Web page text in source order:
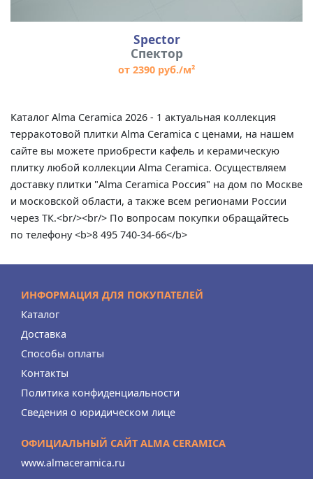
Spector
Спектор
от 2390 руб./м²
Каталог Alma Ceramica 2026 - 1 актуальная коллекция
терракотовой плитки Alma Ceramica с ценами, на нашем
сайте вы можете приобрести кафель и керамическую
плитку любой коллекции Alma Ceramica. Осуществляем
доставку плитки "Alma Ceramica Россия" на дом по Москве
и московской области, а также всем регионами России
через ТК.<br/><br/> По вопросам покупки обращайтесь
по телефону <b>8 495 740-34-66</b>
ИНФОРМАЦИЯ ДЛЯ ПОКУПАТЕЛЕЙ
Каталог
Доставка
Способы оплаты
Контакты
Политика конфиденциальности
Сведения о юридическом лице
ОФИЦИАЛЬНЫЙ САЙТ ALMA CERAMICA
www.almaceramica.ru